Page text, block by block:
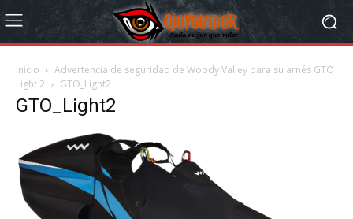
Inicio
Advertencia de seguridad de Woody Valley para su arnés GTO
Light 2
GTO_Light2
GTO_Light2